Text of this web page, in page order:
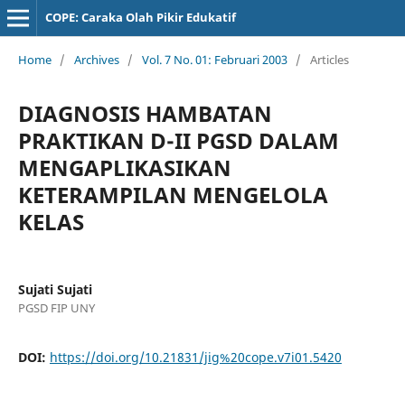
COPE: Caraka Olah Pikir Edukatif
Home / Archives / Vol. 7 No. 01: Februari 2003 / Articles
DIAGNOSIS HAMBATAN
PRAKTIKAN D-II PGSD DALAM
MENGAPLIKASIKAN
KETERAMPILAN MENGELOLA
KELAS
Sujati Sujati
PGSD FIP UNY
DOI: https://doi.org/10.21831/jig%20cope.v7i01.5420